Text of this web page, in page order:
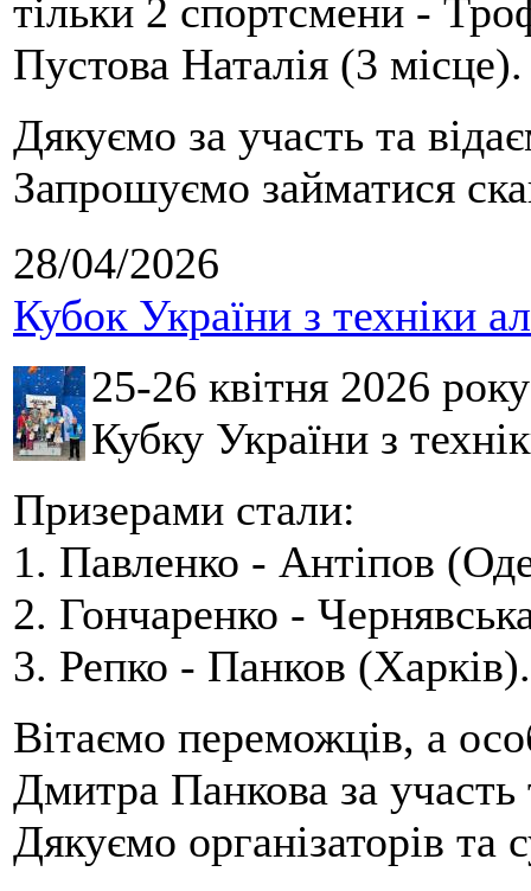
тільки 2 спортсмени -
Пустова Наталія (3 місце).
Дякуємо за участь та
Запрошуємо займатися
28/04/2026
Кубок України з техніки
25-26 квітня 2026
Кубку України з
Призерами стали:
1. Павленко - Антіпов
2. Гончаренко -
3. Репко - Панков (Харків).
Вітаємо переможців, а
Дмитра Панкова за
Дякуємо організаторів та